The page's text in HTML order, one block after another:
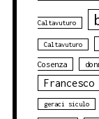
Caltavuturo
Caltavuturo
Cosenza
Francesco
geraci siculo